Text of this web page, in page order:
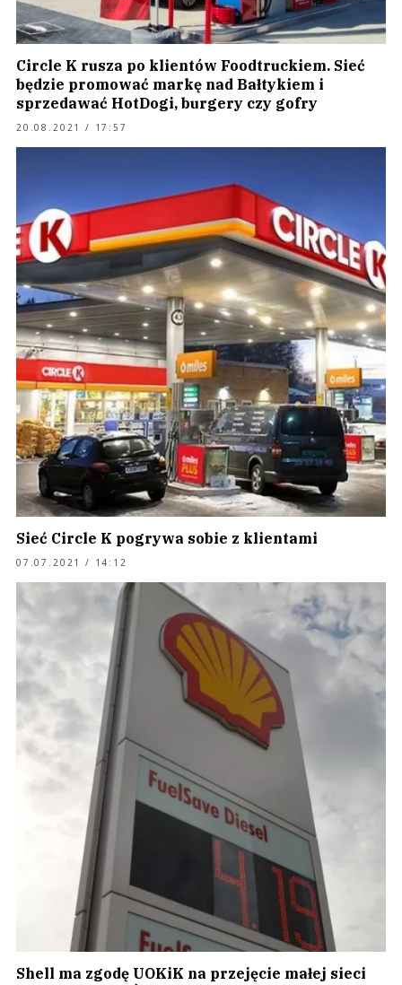
Circle K rusza po klientów Foodtruckiem. Sieć
będzie promować markę nad Bałtykiem i
sprzedawać HotDogi, burgery czy gofry
20.08.2021 / 17:57
Sieć Circle K pogrywa sobie z klientami
07.07.2021 / 14:12
Shell ma zgodę UOKiK na przejęcie małej sieci